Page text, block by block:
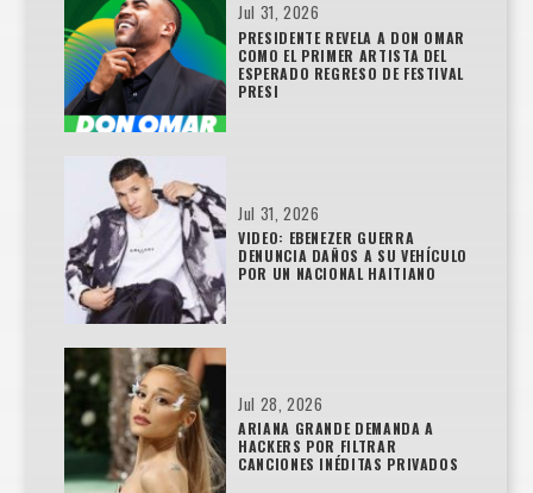
Jul 31, 2026
PRESIDENTE REVELA A DON OMAR
COMO EL PRIMER ARTISTA DEL
ESPERADO REGRESO DE FESTIVAL
PRESI
Jul 31, 2026
VIDEO: EBENEZER GUERRA
DENUNCIA DAÑOS A SU VEHÍCULO
POR UN NACIONAL HAITIANO
Jul 28, 2026
ARIANA GRANDE DEMANDA A
HACKERS POR FILTRAR
CANCIONES INÉDITAS PRIVADOS